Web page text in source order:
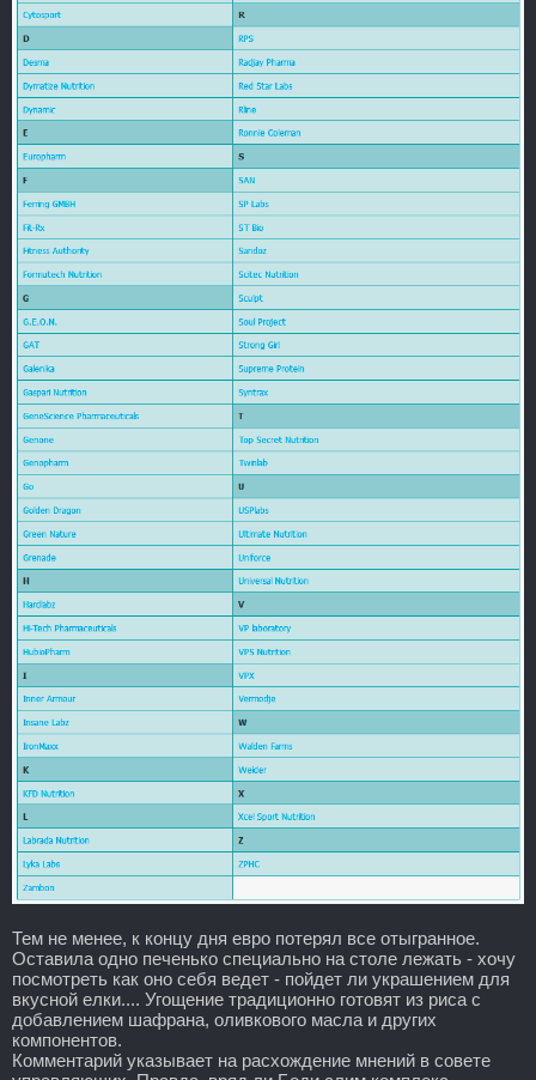
Тем не менее, к концу дня евро потерял все отыгранное.
Оставила одно печенько специально на столе лежать - хочу
посмотреть как оно себя ведет - пойдет ли украшением для
вкусной елки.... Угощение традиционно готовят из риса с
добавлением шафрана, оливкового масла и других
компонентов.
Комментарий указывает на расхождение мнений в совете